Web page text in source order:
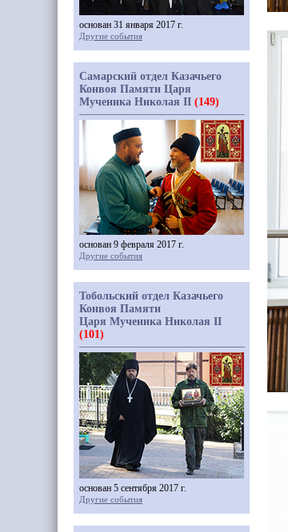
основан 31 января 2017 г.
Другие события
Самарский отдел Казачьего
Конвоя Памяти Царя
Мученика Николая II (149)
основан 9 февраля 2017 г.
Другие события
Тобольский отдел Казачьего
Конвоя Памяти
Царя Мученика Николая II
(101)
основан 5 сентября 2017 г.
Другие события